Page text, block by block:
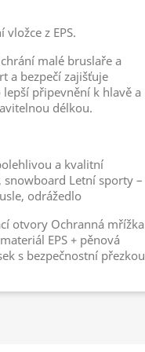
z EPS.
malé bruslaře a
a bezpečí zajišťuje
připevnění k hlavě a
délkou.
a kvalitní
Letní sporty –
odrážedlo
otvory Ochranná mřížka
EPS + pěnová
s bezpečnostní přezkou